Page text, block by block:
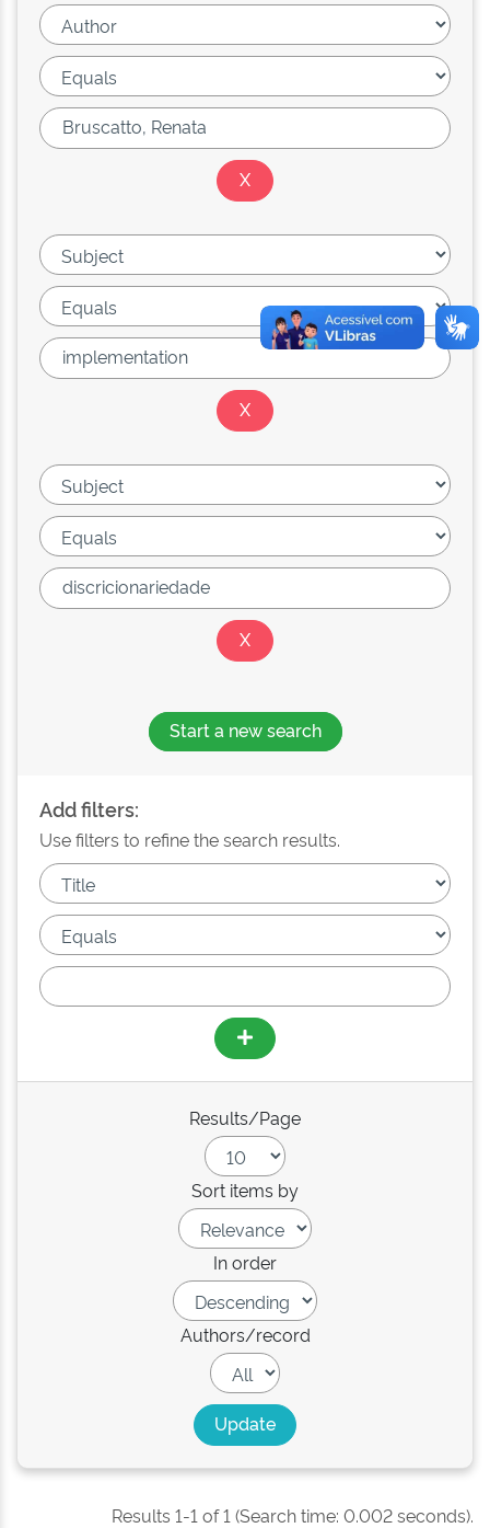
Start a new search
Add filters:
Use filters to refine the search results.
Results/Page
Sort items by
In order
Authors/record
Results 1-1 of 1 (Search time: 0.002 seconds).